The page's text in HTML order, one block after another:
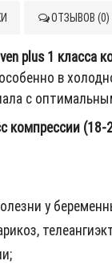
ОТЗЫВОВ (0)
plus 1 класса
в
с
компрессии
у